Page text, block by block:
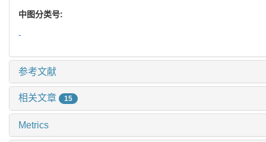
中图分类号:
-
参考文献
相关文章 15
Metrics